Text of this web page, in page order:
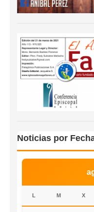
Noticias por
L M X